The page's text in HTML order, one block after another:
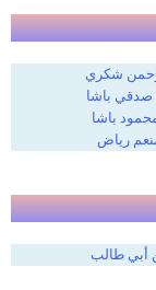
شكري
صدقي باشا
باشا
رياض
أبي طالب